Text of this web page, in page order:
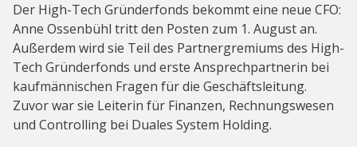
Der High-Tech Gründerfonds bekommt eine neue CFO:
Anne Ossenbühl tritt den Posten zum 1. August an.
Außerdem wird sie Teil des Partnergremiums des High-
Tech Gründerfonds und erste Ansprechpartnerin bei
kaufmännischen Fragen für die Geschäftsleitung.
Zuvor war sie Leiterin für Finanzen, Rechnungswesen
und Controlling bei Duales System Holding.